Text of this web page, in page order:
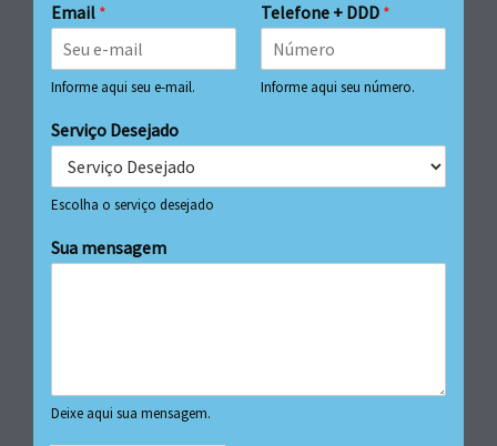
Email *
Informe aqui seu e-mail.
Telefone + DDD *
Informe aqui seu número.
Serviço Desejado
Escolha o serviço desejado
Sua mensagem
Deixe aqui sua mensagem.